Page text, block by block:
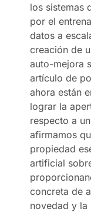
los sistemas
por el
datos a
creación de
auto-mejora
artículo de
ahora están
lograr la
respecto a
afirmamos
propiedad
artificial
concreta de
novedad y la